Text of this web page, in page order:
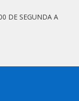
DE SEGUNDA A